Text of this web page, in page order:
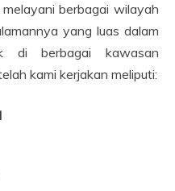
berbagai wilayah
yang luas dalam
di berbagai kawasan
kami kerjakan meliputi: